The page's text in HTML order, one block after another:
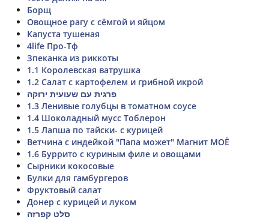
Борщ
Овощное рагу с сёмгой и яйцом
Капуста тушеная
4life Про-Тф
Зпеканка из риккоты
1.1 Королевская ватрушка
1.2 Салат с картофелем и грибной икрой
פרגית עם שעועית ירוקה
1.3 Ленивые голубцы в томатном соусе
1.4 Шоколадный мусс Тоблерон
1.5 Лапша по тайски- с курицей
Ветчина с индейкой "Папа может" Магнит МОЁ
1.6 Буррито с куриным филе и овощами
Сырники кокосовые
Булки для гамбургеров
Фруктовый салат
Донер с курицей и луком
סלט קפרזה